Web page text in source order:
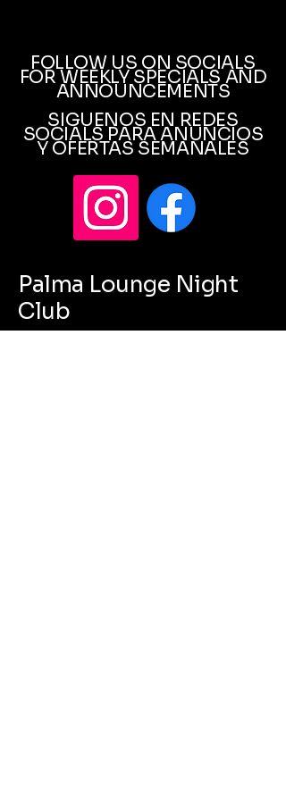
FOLLOW US ON SOCIALS
FOR WEEKLY SPECIALS AND
ANNOUNCEMENTS
SIGUENOS EN REDES
SOCIALS PARA ANUNCIOS
Y OFERTAS SEMANALES
Palma Lounge Night
Club